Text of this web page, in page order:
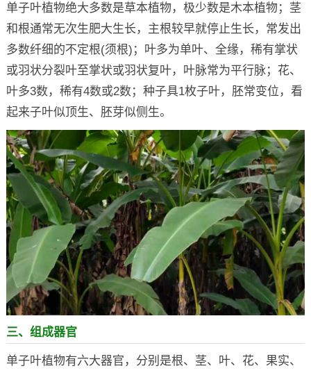
单子叶植物绝大多数是草本植物，极少数是木本植物；茎
和根通常无次生肥大生长，主根较早就停止生长，常发出
多数纤细的不定根(须根)；叶多为单叶、全缘，稀有掌状
或羽状分裂叶至掌状或羽状复叶，叶脉常为平行脉；花、
叶多3数，稀有4数或2数；种子具1枚子叶，胚常变位，看
起来子叶似顶生、胚芽似侧生。
三、组成器官
单子叶植物有六大器官，分别是根、茎、叶、花、果实、